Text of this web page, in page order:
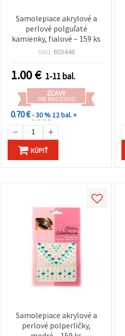
Samolepiace akrylové a
perlové polguľaté
kamienky, fialové – 159 ks
SKU: 603446
1.00€ 1-11 bal.
ZĽAVY
PRE MNOŽSTVO
0.70 €- 30 %12 bal. +
KÚPIŤ
Samolepiace akrylové a
perlové polperličky,